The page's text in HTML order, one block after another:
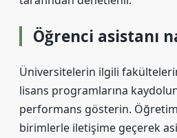
Öğrenci asistanı
Üniversitelerin ilgili
lisans programlarına
performans gösterin.
birimlerle iletişime geçerek